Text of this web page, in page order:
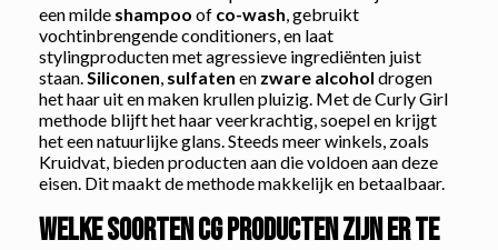
een milde shampoo of co-wash, gebruikt
vochtinbrengende conditioners, en laat
stylingproducten met agressieve ingrediënten juist
staan.Siliconen, sulfaten en zware alcohol drogen
het haar uit en maken krullen pluizig. Met de Curly Girl
methode blijft het haar veerkrachtig, soepel en krijgt
het een natuurlijke glans. Steeds meer winkels, zoals
Kruidvat, bieden producten aan die voldoen aan deze
eisen. Dit maakt de methode makkelijk en betaalbaar.
Welke soorten CG producten zijn er te